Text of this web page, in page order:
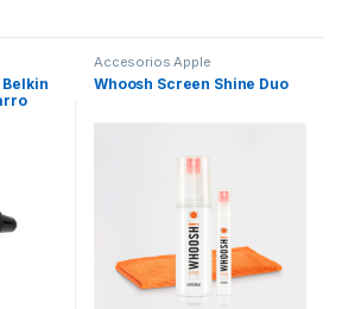
Accesorios Apple
Whoosh Screen Shine Duo